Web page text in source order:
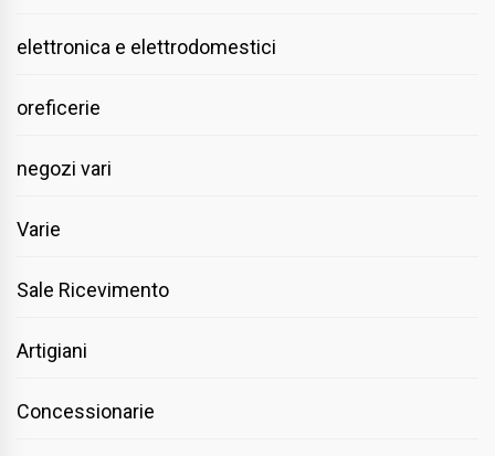
elettronica e elettrodomestici
oreficerie
negozi vari
Varie
Sale Ricevimento
Artigiani
Concessionarie